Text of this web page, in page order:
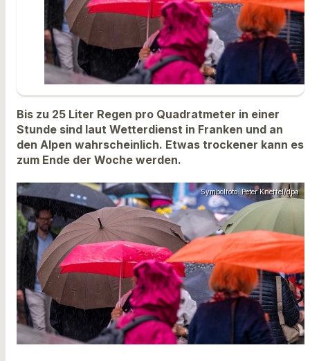
Bis zu 25 Liter Regen pro Quadratmeter in einer
Stunde sind laut Wetterdienst in Franken und an
den Alpen wahrscheinlich. Etwas trockener kann es
zum Ende der Woche werden.
Symbolfoto: Peter Kneffel/dpa